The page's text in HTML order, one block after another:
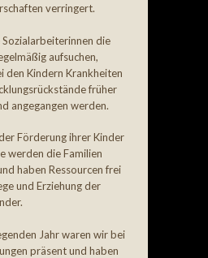
verringert.
Sozialarbeiterinnen die
aufsuchen,
den Kindern Krankheiten
früher
angegangen werden.
Förderung ihrer Kinder
werden die Familien
haben Ressourcen frei
und Erziehung der
Jahr waren wir bei
präsent und haben